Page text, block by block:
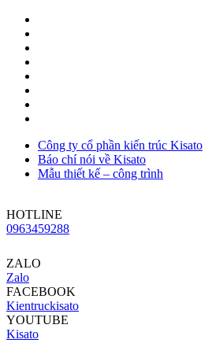
Công ty cổ phần kiến trúc Kisato
Báo chí nói về Kisato
Mẫu thiết kế – công trình
HOTLINE
0963459288
ZALO
Zalo
FACEBOOK
Kientruckisato
YOUTUBE
Kisato